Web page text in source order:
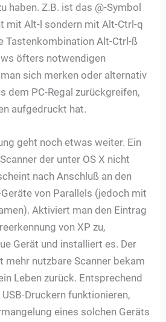
haben. Z.B. ist das @-Symbol
mit Alt-l sondern mit Alt-Ctrl-q
Tastenkombination Alt-Ctrl-ß
öfters notwendigen
sich merken oder alternativ
dem PC-Regal zurückgreifen,
aufgedruckt hat.
geht noch etwas weiter. Ein
der unter OS X nicht
nach Anschluß an den
von Parallels (jedoch mit
Aktiviert man den Eintrag
von XP zu,
Gerät und installiert es. Der
mehr nutzbare Scanner bekam
Leben zurück. Entsprechend
Druckern funktionieren,
eines solchen Geräts